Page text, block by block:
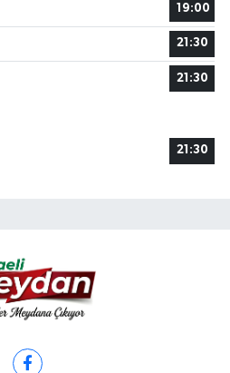
19:00
21:30
21:30
21:30